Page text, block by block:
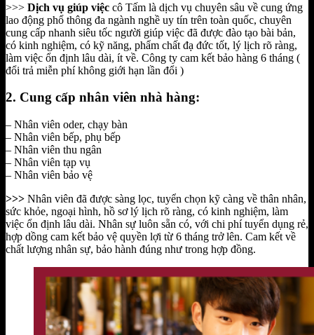
>>> Dịch vụ giúp việc cô Tấm là dịch vụ chuyên sâu về cung ứng
lao động phổ thông đa ngành nghề uy tín trên toàn quốc, chuyên
cung cấp nhanh siêu tốc người giúp việc đã được đào tạo bài bản,
có kinh nghiệm, có kỹ năng, phẩm chất đạ đức tốt, lý lịch rõ ràng,
làm việc ổn định lâu dài, ít về. Công ty cam kết bảo hàng 6 tháng (
đổi trả miễn phí không giới hạn lần đổi )
2. Cung cấp nhân viên nhà hàng:
– Nhân viên oder, chạy bàn
– Nhân viên bếp, phụ bếp
– Nhân viên thu ngân
– Nhân viên tạp vụ
– Nhân viên bảo vệ
>>> Nhân viên đã được sàng lọc, tuyển chọn kỹ càng về thân nhân,
sức khỏe, ngoại hình, hồ sơ lý lịch rõ ràng, có kinh nghiệm, làm
việc ổn định lâu dài. Nhân sự luôn sẵn có, với chi phí tuyển dụng rẻ,
hợp dồng cam kết bảo vệ quyền lợi từ 6 tháng trở lên. Cam kết về
chất lượng nhân sự, bảo hành đúng như trong hợp đồng.